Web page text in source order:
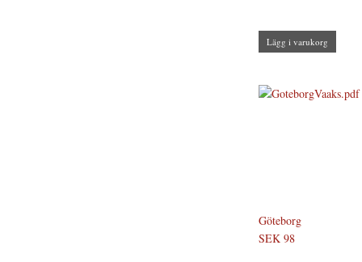
Lägg i varukorg
Göteborg
SEK 98